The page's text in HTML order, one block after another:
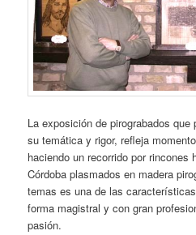
La exposición de pirograbados
su temática y rigor, refleja
haciendo un recorrido por rincones
Córdoba plasmados en madera
temas es una de las
forma magistral y con gran
pasión.